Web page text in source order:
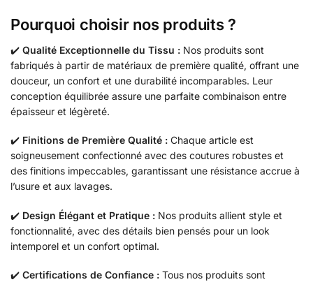
Pourquoi choisir nos produits ?
✔️ Qualité Exceptionnelle du Tissu : Nos produits sont
fabriqués à partir de matériaux de première qualité, offrant une
douceur, un confort et une durabilité incomparables. Leur
conception équilibrée assure une parfaite combinaison entre
épaisseur et légèreté.
✔️ Finitions de Première Qualité : Chaque article est
soigneusement confectionné avec des coutures robustes et
des finitions impeccables, garantissant une résistance accrue à
l’usure et aux lavages.
✔️ Design Élégant et Pratique : Nos produits allient style et
fonctionnalité, avec des détails bien pensés pour un look
intemporel et un confort optimal.
✔️ Certifications de Confiance : Tous nos produits sont